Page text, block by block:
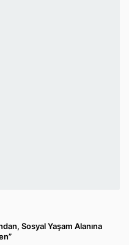
Sosyal Yaşam Alanına